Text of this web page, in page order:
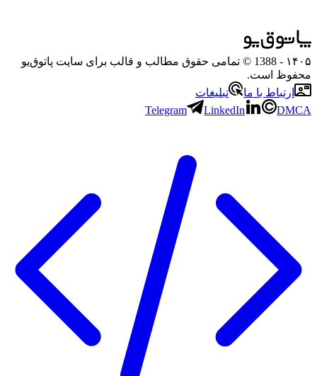
۱۴۰۵
- 1388 © تمامی حقوق مطالب و قالب برای سایت پاتوق‌یو
محفوظ است.
ارتباط با ما
تبلیغات
Telegram
LinkedIn DMCA